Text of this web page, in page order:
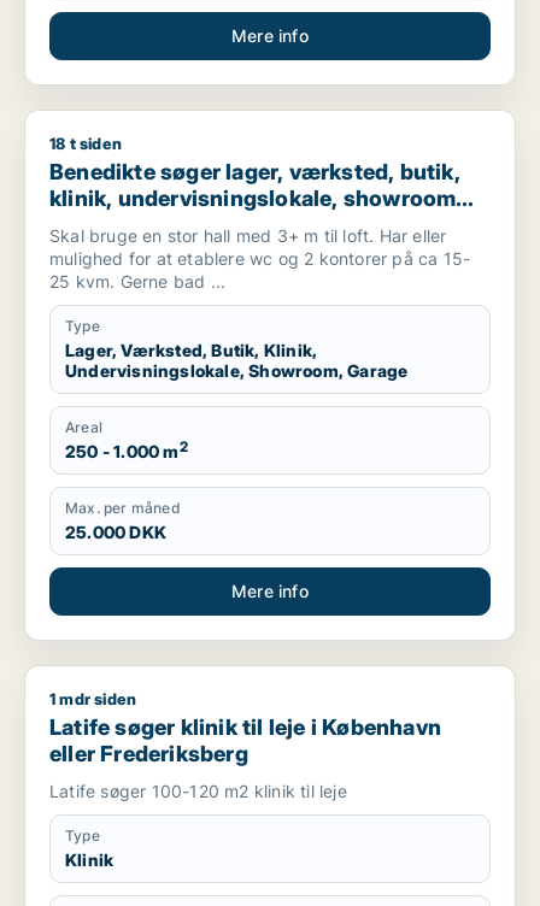
Mere info
Benedikte søger lager, værksted, butik, klinik,
18 t siden
Benedikte søger lager, værksted, butik,
klinik, undervisningslokale, showroom
eller garage til leje i Lunderskov
Skal bruge en stor hall med 3+ m til loft. Har eller
mulighed for at etablere wc og 2 kontorer på ca 15-
25 kvm. Gerne bad ...
Type
Lager, Værksted, Butik, Klinik,
Undervisningslokale, Showroom, Garage
Areal
250 - 1.000 m2
Max. per måned
25.000 DKK
Mere info
Latife søger klinik til leje i København eller Frederiksberg
1 mdr siden
Latife søger klinik til leje i København
eller Frederiksberg
Latife søger 100-120 m2 klinik til leje
Type
Klinik